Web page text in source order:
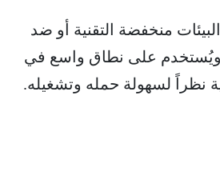
منخفضة التقنية أو ضد
ويُستخدم على نطاق واسع في
نظراً لسهولة حمله وتشغيله.